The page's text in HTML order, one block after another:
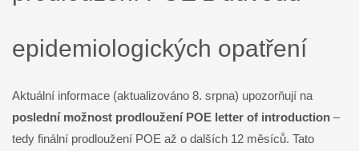
epidemiologických opatření
Aktuální informace (aktualizováno 8. srpna) upozorňují na
poslední možnost prodloužení POE letter of introduction –
tedy finální prodloužení POE až o dalších 12 měsíců. Tato